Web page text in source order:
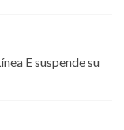
E suspende su